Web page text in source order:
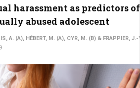
harassment as predictors of
abused adolescent
A. (A), HÉBERT, M. (A), CYR, M. (B) & FRAPPIER, J.-